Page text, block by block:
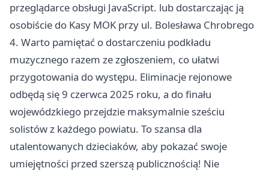
przeglądarce obsługi JavaScript. lub dostarczając ją
osobiście do Kasy MOK przy ul. Bolesława Chrobrego
4. Warto pamiętać o dostarczeniu podkładu
muzycznego razem ze zgłoszeniem, co ułatwi
przygotowania do występu. Eliminacje rejonowe
odbędą się 9 czerwca 2025 roku, a do finału
wojewódzkiego przejdzie maksymalnie sześciu
solistów z każdego powiatu. To szansa dla
utalentowanych dzieciaków, aby pokazać swoje
umiejętności przed szerszą publicznością! Nie